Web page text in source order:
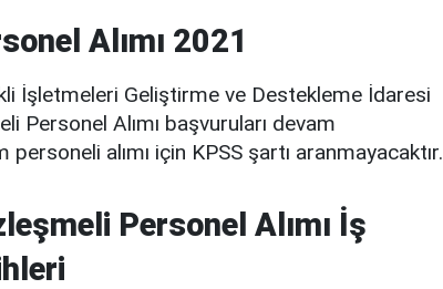
Alımı 2021
İşletmeleri Geliştirme ve Destekleme İdaresi
Personel Alımı başvuruları devam
alımı için KPSS şartı aranmayacaktır.
Personel Alımı İş